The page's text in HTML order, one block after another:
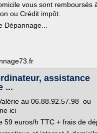
vous sont remboursés
ou Crédit impôt.
Dépannage...
assistance
...
au 06.88.92.57.98
ici
59 euros/h TTC + frais de